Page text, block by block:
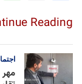
ok
Reading